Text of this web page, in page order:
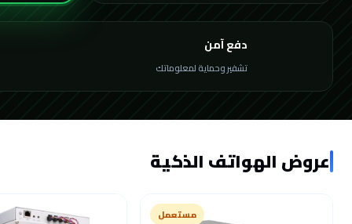
دفع آمن
تشفير وحماية لمعلوماتك
عروض الهواتف الذكية
مستعمل